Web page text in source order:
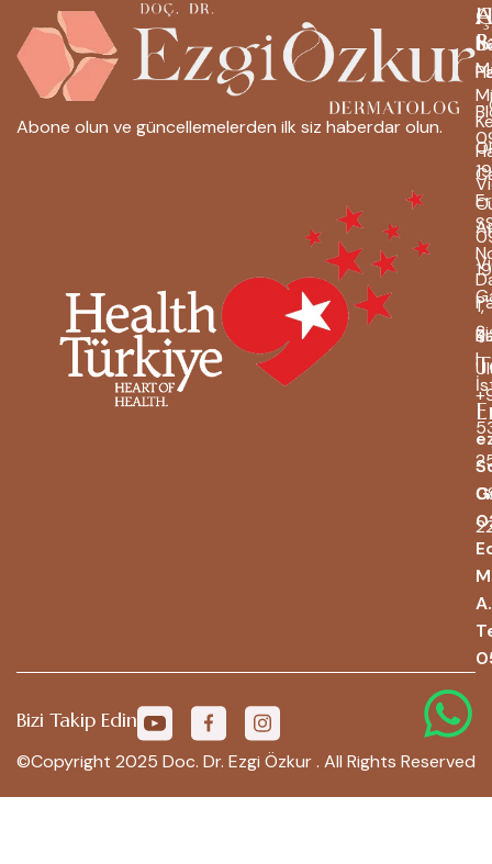
Abone olun ve güncellemelerden ilk siz haberdar olun.
-
1,
|
A.
©Copyright 2025 Doc. Dr. Ezgi Özkur . All Rights Reserved
Bizi Takip Edin